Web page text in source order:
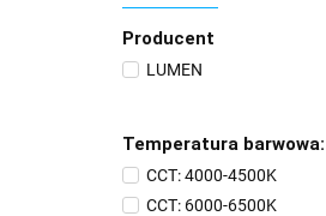
Producent
LUMEN
Temperatura barwowa:
CCT: 4000-4500K
CCT: 6000-6500K